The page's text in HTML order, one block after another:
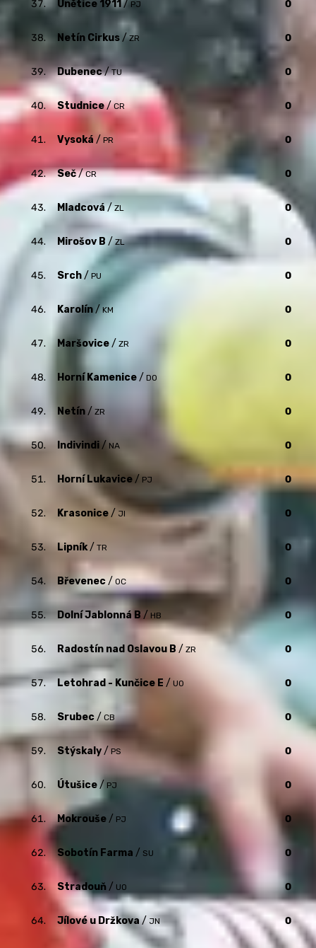
37. Únětice 1911/ PJ 0
38. Netín Cirkus/ZR 0
39. Dubenec/TU 0
40. Studnice/CR 0
41. Vysoká / PR 0
42. Seč/CR 0
43. Mladcová/ZL 0
44. Mirošov B /ZL 0
45. Srch/ PU 0
46. Karolín /KM 0
47. Maršovice/ ZR 0
48. Horní Kamenice/ DO 0
49. Netín/ ZR 0
50. Indivindi / NA 0
51. Horní Lukavice / PJ 0
52. Krasonice/ JI 0
53. Lipník/ TR 0
54. Břevenec/ OC 0
55. Dolní Jablonná B / HB 0
56. Radostín nad Oslavou B / ZR 0
57. Letohrad - Kunčice E / UO 0
58. Srubec/ CB 0
59. Stýskaly/ PS 0
60. Útušice/ PJ 0
61. Mokrouše / PJ 0
62. Sobotín Farma / SU 0
63. Stradouň / UO 0
64. Jílové u Držkova/ JN 0